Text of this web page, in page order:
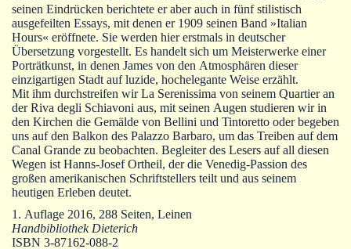
seinen Eindrücken berichtete er aber auch in fünf stilistisch
ausgefeilten Essays, mit denen er 1909 seinen Band »Italian
Hours« eröffnete. Sie werden hier erstmals in deutscher
Übersetzung vorgestellt. Es handelt sich um Meisterwerke einer
Porträtkunst, in denen James von den Atmosphären dieser
einzigartigen Stadt auf luzide, hochelegante Weise erzählt.
Mit ihm durchstreifen wir La Serenissima von seinem Quartier an
der Riva degli Schiavoni aus, mit seinen Augen studieren wir in
den Kirchen die Gemälde von Bellini und Tintoretto oder begeben
uns auf den Balkon des Palazzo Barbaro, um das Treiben auf dem
Canal Grande zu beobachten. Begleiter des Lesers auf all diesen
Wegen ist Hanns-Josef Ortheil, der die Venedig-Passion des
großen amerikanischen Schriftstellers teilt und aus seinem
heutigen Erleben deutet.
1. Auflage 2016, 288 Seiten, Leinen
Handbibliothek Dieterich
ISBN 3-87162-088-2